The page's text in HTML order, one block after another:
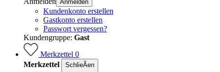
Anmelden
Kundenkonto erstellen
Gastkonto erstellen
Passwort vergessen?
Kundengruppe: Gast
Merkzettel 0
Merkzettel
SchlieÃen